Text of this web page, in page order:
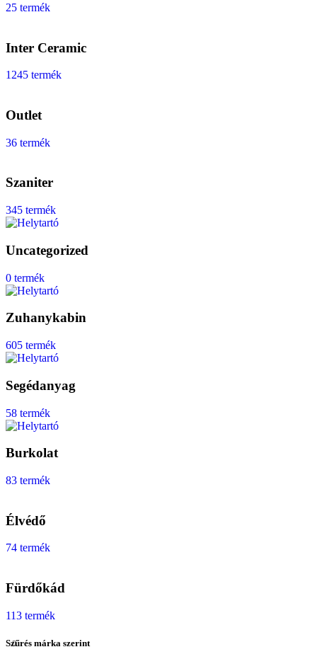
25 termék
Inter Ceramic
1245 termék
Outlet
36 termék
Szaniter
345 termék
Uncategorized
0 termék
Zuhanykabin
605 termék
Segédanyag
58 termék
Burkolat
83 termék
Élvédő
74 termék
Fürdőkád
113 termék
Szűrés márka szerint